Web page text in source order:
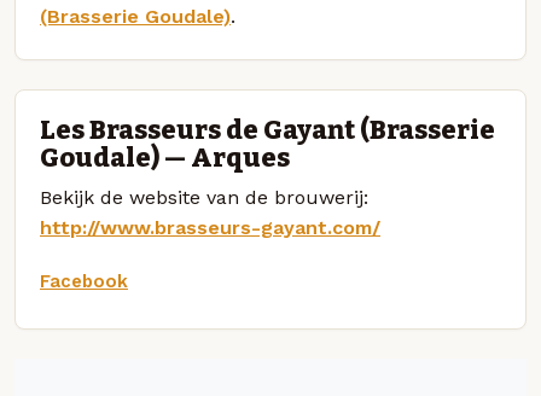
(Brasserie Goudale).
Les Brasseurs de Gayant (Brasserie
Goudale) — Arques
Bekijk de website van de brouwerij:
http://www.brasseurs-gayant.com/
Facebook